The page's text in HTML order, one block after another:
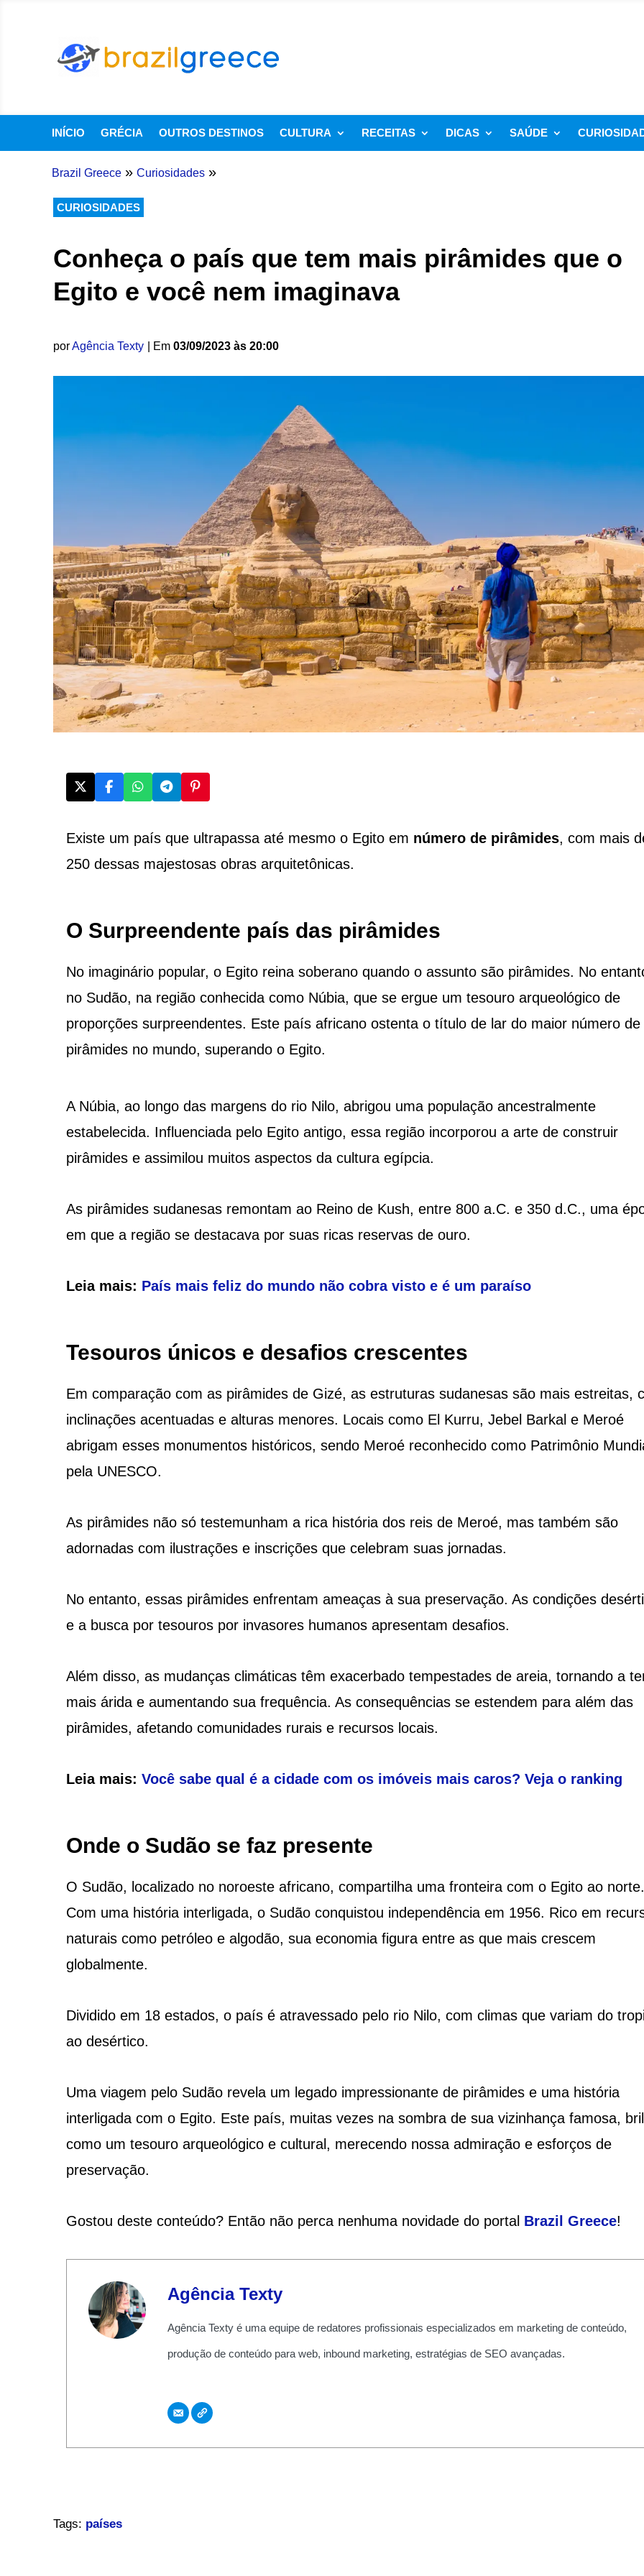
INÍCIO GRÉCIA OUTROS DESTINOS CULTURA RECEITAS DICAS SAÚDE
Brazil Greece » Curiosidades »
CURIOSIDADES
Conheça o país que tem mais pirâmides que o
Egito e você nem imaginava
porAgência Texty | Em 03/09/2023 às 20:00
Existe um país que ultrapassa até mesmo o Egito em número de pirâmides, com mais
250 dessas majestosas obras arquitetônicas.
O Surpreendente país das pirâmides
No imaginário popular, o Egito reina soberano quando o assunto são pirâmides. No
no Sudão, na região conhecida como Núbia, que se ergue um tesouro arqueológico de
proporções surpreendentes. Este país africano ostenta o título de lar do maior número de
pirâmides no mundo, superando o Egito.
A Núbia, ao longo das margens do rio Nilo, abrigou uma população ancestralmente
estabelecida. Influenciada pelo Egito antigo, essa região incorporou a arte de construir
pirâmides e assimilou muitos aspectos da cultura egípcia.
As pirâmides sudanesas remontam ao Reino de Kush, entre 800 a.C. e 350 d.C., uma
em que a região se destacava por suas ricas reservas de ouro.
Leia mais: País mais feliz do mundo não cobra visto e é um paraíso
Tesouros únicos e desafios crescentes
Em comparação com as pirâmides de Gizé, as estruturas sudanesas são mais estreitas,
inclinações acentuadas e alturas menores. Locais como El Kurru, Jebel Barkal e Meroé
abrigam esses monumentos históricos, sendo Meroé reconhecido como Patrimônio
pela UNESCO.
As pirâmides não só testemunham a rica história dos reis de Meroé, mas também são
adornadas com ilustrações e inscrições que celebram suas jornadas.
No entanto, essas pirâmides enfrentam ameaças à sua preservação. As condições
e a busca por tesouros por invasores humanos apresentam desafios.
Além disso, as mudanças climáticas têm exacerbado tempestades de areia, tornando a
mais árida e aumentando sua frequência. As consequências se estendem para além das
pirâmides, afetando comunidades rurais e recursos locais.
Leia mais: Você sabe qual é a cidade com os imóveis mais caros? Veja o ranking
Onde o Sudão se faz presente
O Sudão, localizado no noroeste africano, compartilha uma fronteira com o Egito ao norte.
Com uma história interligada, o Sudão conquistou independência em 1956. Rico em
naturais como petróleo e algodão, sua economia figura entre as que mais crescem
globalmente.
Dividido em 18 estados, o país é atravessado pelo rio Nilo, com climas que variam do
ao desértico.
Uma viagem pelo Sudão revela um legado impressionante de pirâmides e uma história
interligada com o Egito. Este país, muitas vezes na sombra de sua vizinhança famosa,
como um tesouro arqueológico e cultural, merecendo nossa admiração e esforços de
preservação.
Gostou deste conteúdo? Então não perca nenhuma novidade do portal Brazil Greece!
Agência Texty
Agência Texty é uma equipe de redatores profissionais especializados em marketing de conteúdo,
produção de conteúdo para web, inbound marketing, estratégias de SEO avançadas.
Tags: países